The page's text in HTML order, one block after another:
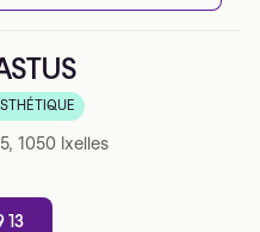
Google
1050 Ixelles
13